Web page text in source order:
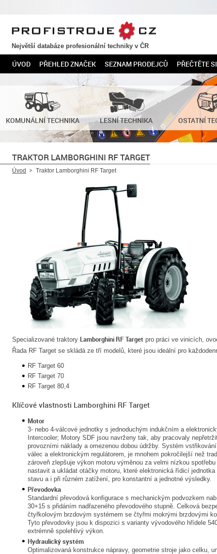
PROFISTROJE.CZ
Největší databáze profesionální techniky v ČR
ÚVOD PŘEHLED ZNAČEK SEZNAM PRODEJCŮ PŘEČTĚTE SI
KOMUNÁLNÍ TECHNIKA LESNÍ TECHNIKA OSTATNÍ
TRAKTOR LAMBORGHINI RF TARGET
Úvod Traktor Lamborghini RF Target
Specializované traktory Lamborghini RF Target pro práci ve vinicích,
Řada RF Target se skládá ze tří modelů, které jsou ideální pro
RF Target 60
RF Target 70
RF Target 80,4
Klíčové vlastnosti Lamborghini RF Target
Motor
3- nebo 4-válcové jednotky s jednoduchým indukčním a
Intercooler; Motory SDF jsou navrženy tak, aby pracovaly
provozními náklady a omezenou dobou údržby. Systém
válec a elektronickým regulátorem, je mnohem pokročilejší než
zároveň zlepšuje výkon motoru výměnou za velmi nízkou
nastavit a ukládat otáčky motoru, které elektronická řídicí
stavu a i při různém zatížení, pro konstantní a jednotné výsledky.
Převodovka
Standardní převodová konfigurace s mechanickým podvozkem
30+15 s přidáním nadřazeného převodového stupně. Celková
čtyřkolovým brzdovým systémem se čtyřmi mokrými brzdovými
Tyto převodovky jsou k dispozici s varianty vývodového hřídele
extrémně spolehlivý výkon.
Hydraulický systém
Optimalizovaná konstrukce nápravy, geometrie stroje jako celku,